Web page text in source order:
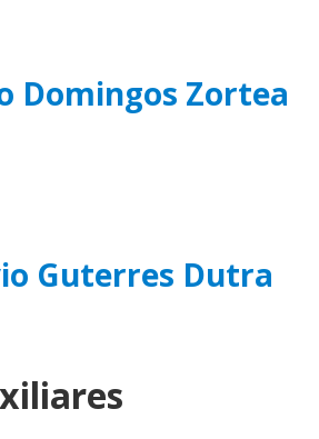
Domingos Zortea
Guterres Dutra